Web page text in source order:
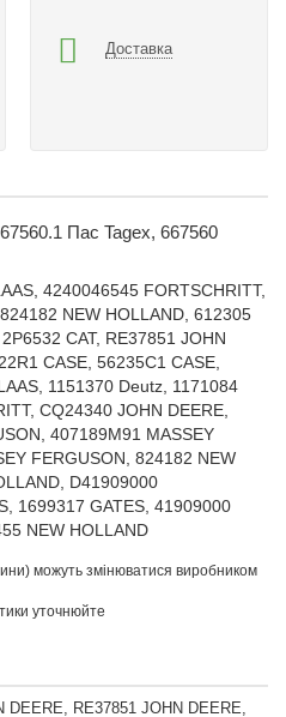
Доставка
Пас Tagex, 667560
4240046545 FORTSCHRITT,
NEW HOLLAND, 612305
CAT, RE37851 JOHN
CASE, 56235C1 CASE,
1151370 Deutz, 1171084
CQ24340 JOHN DEERE,
407189M91 MASSEY
FERGUSON, 824182 NEW
D41909000
1699317 GATES, 41909000
NEW HOLLAND
можуть змінюватися виробником
уточнюйте
DEERE, RE37851 JOHN DEERE,